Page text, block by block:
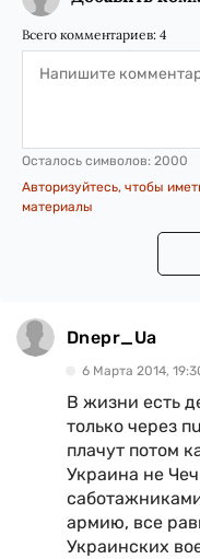
Всего комментариев: 4
Осталось символов: 2000
Авторизуйтесь, чтобы
материалы
Dnepr_Ua
6 Марта 2014,
В жизни есть
только через
плачут потом
Украина не
армию, все
Украинских